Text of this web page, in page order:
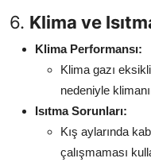
6. Klima ve
Klima Performansı:
Klima gazı
nedeniyle
Isıtma Sorunları:
Kış aylarında
çalışmaması